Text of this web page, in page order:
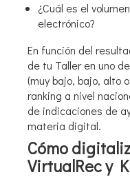
¿Cuál es el
electrónico?
En función del
de tu Taller en uno
(muy bajo, bajo, alto
ranking a nivel
de indicaciones de
materia digital.
Cómo
VirtualRec y